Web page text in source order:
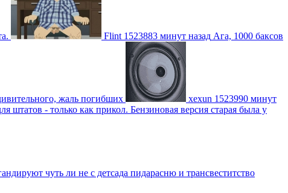
Flint 1523883 минут назад Ага, 1000 баксов
жаль погибших xexun 1523990 минут
- только как прикол. Бензиновая версия старая была у
чуть ли не с детсада пидарасню и трансвеститство